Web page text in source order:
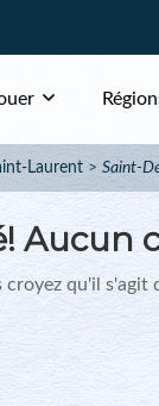
Laurent Saint-
Aucun
croyez qu'il s'agit